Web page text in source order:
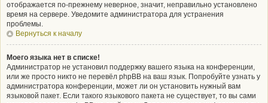
отображается по-прежнему неверное, значит, неправильно установлено
время на сервере. Уведомите администратора для устранения
проблемы.
Вернуться к началу
Моего языка нет в списке!
Администратор не установил поддержку вашего языка на конференции,
или же просто никто не перевёл phpBB на ваш язык. Попробуйте узнать у
администратора конференции, может ли он установить нужный вам
языковой пакет. Если такого языкового пакета не существует, то вы сами